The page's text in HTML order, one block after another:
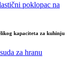
poklopac na
kapaciteta za kuhinju